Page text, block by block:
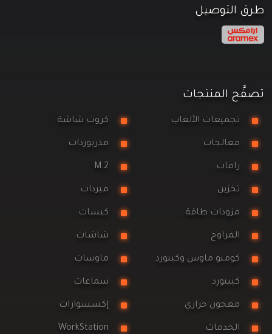
طرق التوصيل
تصفَّح المنتجات
تجميعات الألعاب كروت شاشة
معالجات مذربوردات
رامات M.2
تخزين مبردات
مزودات طاقة كيسات
المراوح شاشات
كومبو ماوس وكيبورد ماوسات
كييبورد سماعات
معجون حراري إكسسوارات
الخدمات WorkStation